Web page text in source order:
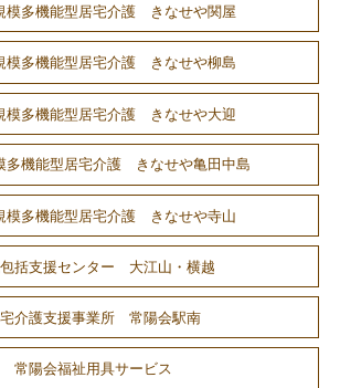
模多機能型居宅介護 きなせや関屋
模多機能型居宅介護 きなせや柳島
模多機能型居宅介護 きなせや大迎
多機能型居宅介護 きなせや亀田中島
模多機能型居宅介護 きなせや寺山
括支援センター 大江山・横越
宅介護支援事業所 常陽会駅南
常陽会福祉用具サービス